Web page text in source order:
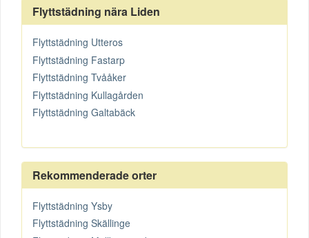
Flyttstädning nära Liden
Flyttstädning Utteros
Flyttstädning Fastarp
Flyttstädning Tvååker
Flyttstädning Kullagården
Flyttstädning Galtabäck
Rekommenderade orter
Flyttstädning Ysby
Flyttstädning Skällinge